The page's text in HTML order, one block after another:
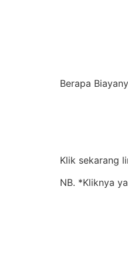
Berapa
Klik sekarang
NB. *Kliknya